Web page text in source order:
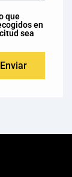
que
en
sea